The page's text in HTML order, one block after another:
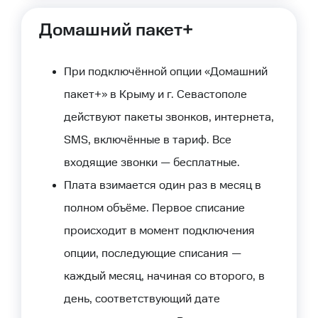
Домашний пакет+
При подключённой опции «Домашний
пакет+» в Крыму и г. Севастополе
действуют пакеты звонков, интернета,
SMS, включённые в тариф. Все
входящие звонки — бесплатные.
Плата взимается один раз в месяц в
полном объёме. Первое списание
происходит в момент подключения
опции, последующие списания —
каждый месяц, начиная со второго, в
день, соответствующий дате